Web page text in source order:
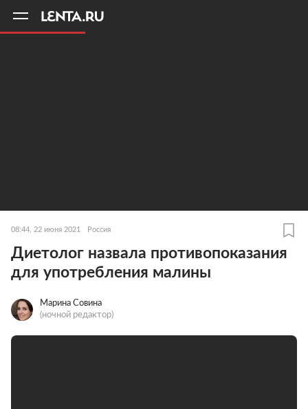
08:44, 22 июня 2021 Россия
Диетолог назвала противопоказания
для употребления малины
Марина Совина
(ночной редактор)